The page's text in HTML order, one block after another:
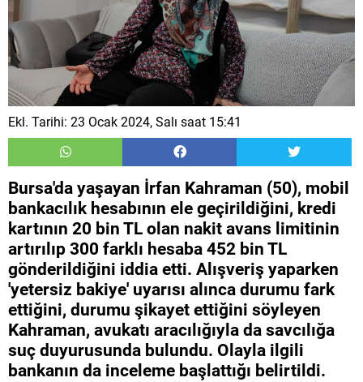
Ekl. Tarihi: 23 Ocak 2024, Salı saat 15:41
Bursa'da yaşayan İrfan Kahraman (50), mobil
bankacılık hesabının ele geçirildiğini, kredi
kartının 20 bin TL olan nakit avans limitinin
artırılıp 300 farklı hesaba 452 bin TL
gönderildiğini iddia etti. Alışveriş yaparken
'yetersiz bakiye' uyarısı alınca durumu fark
ettiğini, durumu şikayet ettiğini söyleyen
Kahraman, avukatı aracılığıyla da savcılığa
suç duyurusunda bulundu. Olayla ilgili
bankanın da inceleme başlattığı belirtildi.